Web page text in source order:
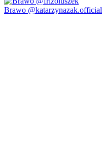
Brawo @katarzynazak.official